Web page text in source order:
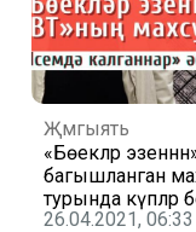
Җәмгыять
«Бөекләр
багышланган
турында күпләр
26.04.2021, 06:33